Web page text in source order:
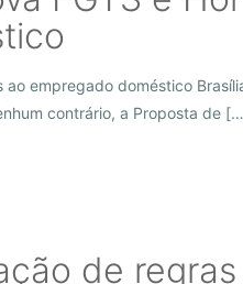
ao empregado doméstico
contrário, a Proposta de
de